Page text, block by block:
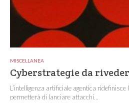
MISCELLANEA
Cyberstrategie da
L’intelligenza artificiale agentica
permetterà di lanciare attacchi...